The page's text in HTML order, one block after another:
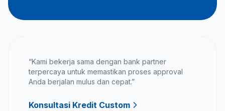
“Kami bekerja sama dengan bank partner
terpercaya untuk memastikan proses approval
Anda berjalan mulus dan cepat.”
Konsultasi Kredit Custom